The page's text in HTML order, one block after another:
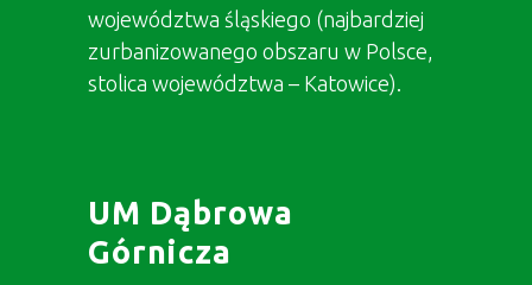
województwa śląskiego (najbardziej
zurbanizowanego obszaru w Polsce,
stolica województwa – Katowice).
UM Dąbrowa
Górnicza